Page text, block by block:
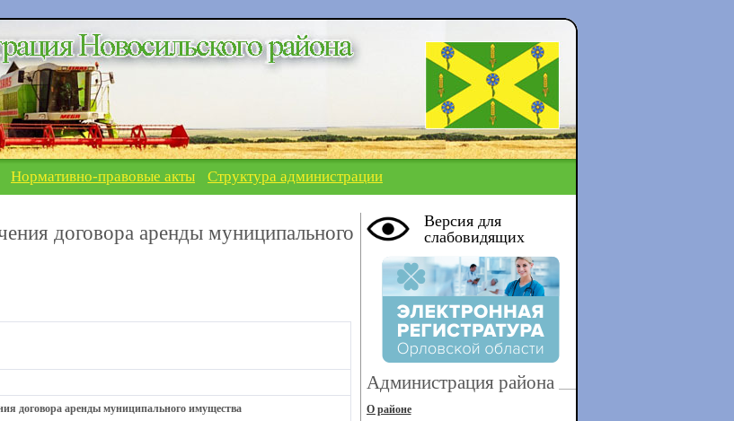
Нормативно-правовые акты Структура администрации
договора аренды муниципального
договора аренды муниципального имущества
Версия для
слабовидящих
Администрация района
О районе